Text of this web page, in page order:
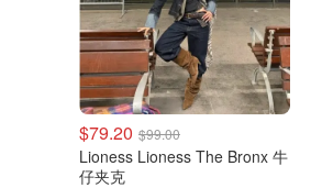
$79.20 $99.00
Lioness Lioness The Bronx 牛
仔夹克